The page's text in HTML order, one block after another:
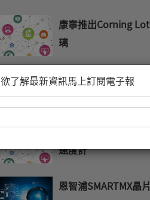
康寧推出Corning
璃
意法半導體推出新款
微控制器
ST推出高測量分辨
速度計
恩智浦SMARTMX晶
欲了解最新資訊馬上訂閱電子報
輸
您
E-